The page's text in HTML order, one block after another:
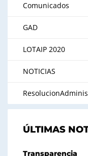
Comunicados
GAD
LOTAIP 2020
NOTICIAS
ÚLTIMAS
Transparencia